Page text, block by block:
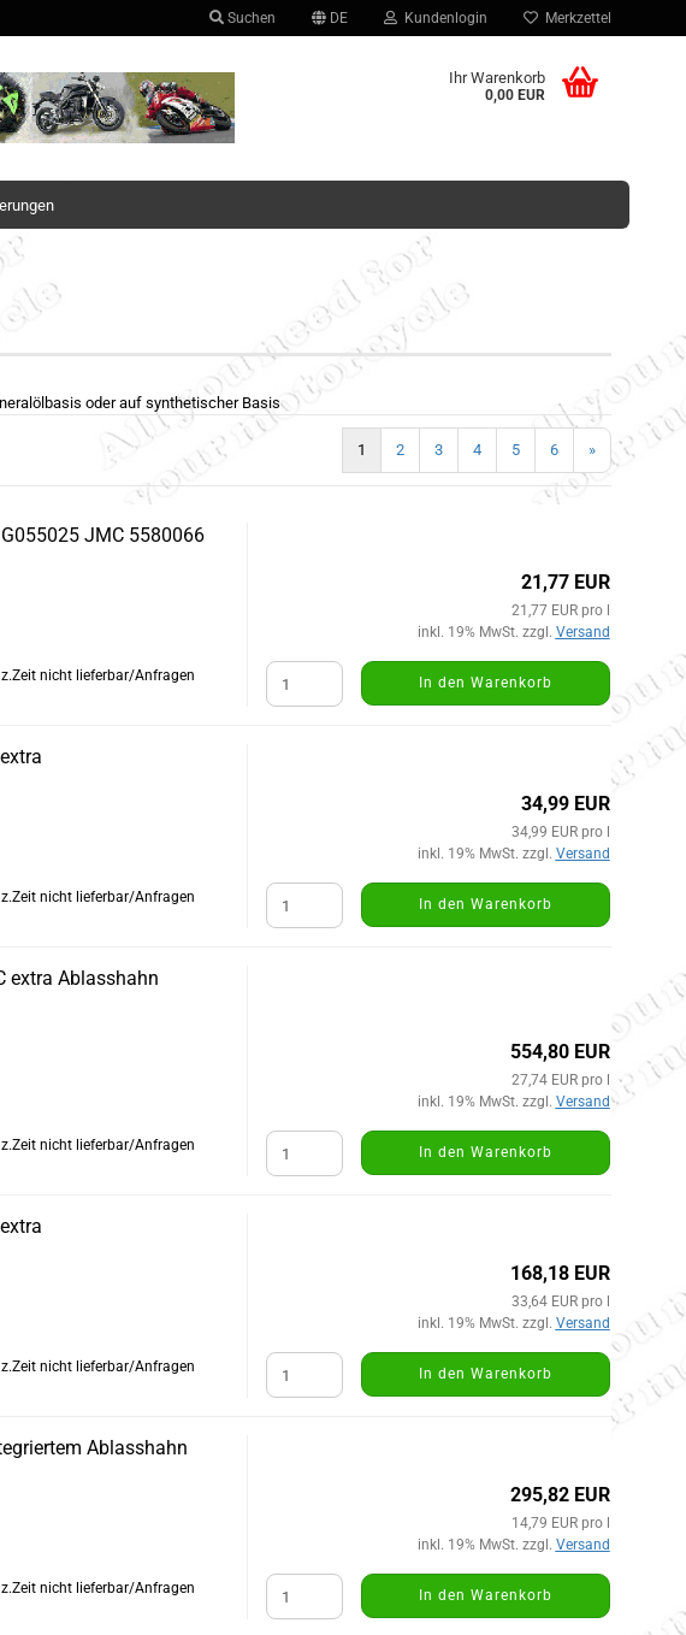
Suchen DE
Sprache auswählen
Kundenlogin
Konto erstellen
Passwort vergessen?
Merkzettel
Ihr Warenkorb
0,00 EUR
oder auf synthetischer Basis
1 2 3 4 5 6 »
JMC 5580066
z.Zeit nicht lieferbar/Anfragen
21,77 EUR
21,77 EUR pro l
inkl. 19% MwSt. zzgl. Versand
In den Warenkorb
z.Zeit nicht lieferbar/Anfragen
34,99 EUR
34,99 EUR pro l
inkl. 19% MwSt. zzgl. Versand
In den Warenkorb
extra Ablasshahn
z.Zeit nicht lieferbar/Anfragen
554,80 EUR
27,74 EUR pro l
inkl. 19% MwSt. zzgl. Versand
In den Warenkorb
z.Zeit nicht lieferbar/Anfragen
168,18 EUR
33,64 EUR pro l
inkl. 19% MwSt. zzgl. Versand
In den Warenkorb
Ablasshahn
z.Zeit nicht lieferbar/Anfragen
295,82 EUR
14,79 EUR pro l
inkl. 19% MwSt. zzgl. Versand
In den Warenkorb